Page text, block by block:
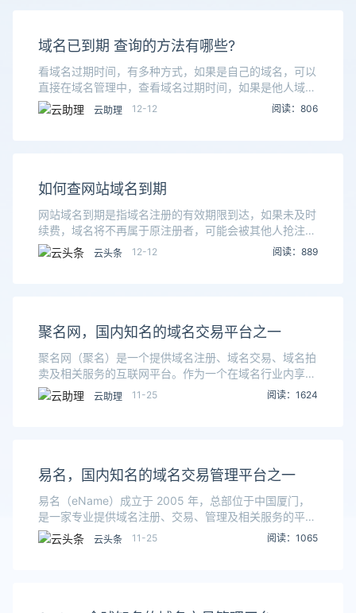
域名已到期 查询的方法有哪些?
看域名过期时间，有多种方式，如果是自己的域名，可以
直接在域名管理中，查看域名过期时间，如果是他人域
名，则可以通过whois等工具来检测。1、查询自己的域名
过期时间首先进入自己的账号，在会员中心，点击域
云助理 12-12 阅读：806
如何查网站域名到期
网站域名到期是指域名注册的有效期限到达，如果未及时
续费，域名将不再属于原注册者，可能会被其他人抢注或
回收。相关优势及时提醒：了解域名到期时间有助于提前
规划续费，避免域名丢失。资源管理：有效管理域名资源
云头条 12-12 阅读：889
聚名网，国内知名的域名交易平台之一
聚名网（聚名）是一个提供域名注册、域名交易、域名拍
卖及相关服务的互联网平台。作为一个在域名行业内享有
盛誉的公司，聚名网在帮助用户管理和获取域名资源方面
扮演着重要角色。聚名网成立于 2012 年，致力于
云助理 11-25 阅读：1624
易名，国内知名的域名交易管理平台之一
易名（eName）成立于 2005 年，总部位于中国厦门，
是一家专业提供域名注册、交易、管理及相关服务的平
台。易名不仅在中国市场上占据了一席之地，而且在国际
域名交易市场中也拥有一定的知名度。其目标是为
云头条 11-25 阅读：1065